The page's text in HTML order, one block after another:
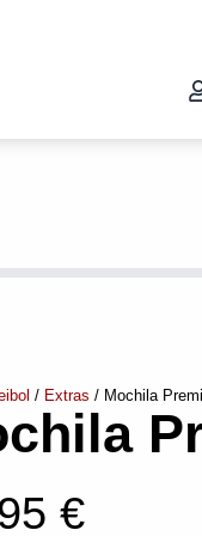
/ Extras / Mochila
€